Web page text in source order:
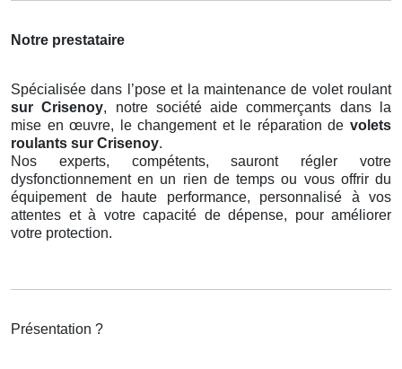
Notre prestataire
Spécialisée dans l’pose et la maintenance de volet roulant
sur Crisenoy, notre société aide commerçants dans la
mise en œuvre, le changement et le réparation de volets
roulants sur Crisenoy.
Nos experts, compétents, sauront régler votre
dysfonctionnement en un rien de temps ou vous offrir du
équipement de haute performance, personnalisé à vos
attentes et à votre capacité de dépense, pour améliorer
votre protection.
Présentation ?